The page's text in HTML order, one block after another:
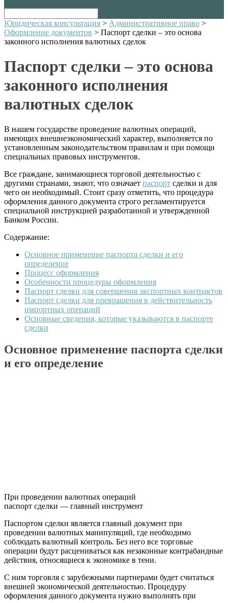
Юридическая консультация > Административное право >
Оформление документов > Паспорт сделки – это основа
законного исполнения валютных сделок
Паспорт сделки – это основа
законного исполнения
валютных сделок
В нашем государстве проведение валютных операций,
имеющих внешнеэкономический характер, выполняется по
установленным законодательством правилам и при помощи
специальных правовых инструментов.
Все граждане, занимающиеся торговой деятельностью с
другими странами, знают, что означает паспорт сделки и для
чего он необходимый. Стоит сразу отметить, что процедура
оформления данного документа строго регламентируется
специальной инструкцией разработанной и утвержденной
Банком России.
Содержание:
Основное применение паспорта сделки и его
определение
Процесс оформления
Особенности процедуры оформления
Паспорт сделки для совершения экспортных контрактов
Паспорт сделки для превращения в действительность
импортных операций
Основные сведения, которые указываются в паспорте
сделки
Основное применение паспорта сделки
и его определение
При проведении валютных операций
паспорт сделки — главный инструмент
Паспортом сделки является главный документ при
проведении валютных манипуляций, где необходимо
соблюдать валютный контроль. Без него все торговые
операции будут расцениваться как незаконные контрабандные
действия, относящиеся к экономике в тени.
С ним торговля с зарубежными партнерами будет считаться
внешней экономической деятельностью. Процедуру
оформления данного документа нужно выполнять при